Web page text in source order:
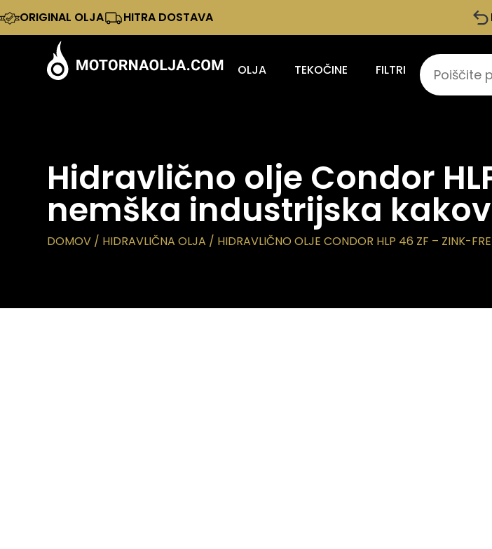
ORIGINAL OLJA HITRA DOSTAVA
OLJA TEKOČINE FILTRI
Hidravlično olje Condor
nemška industrijska
DOMOV / HIDRAVLIČNA OLJA / HIDRAVLIČNO OLJE CONDOR HLP 46 ZF – ZINK-